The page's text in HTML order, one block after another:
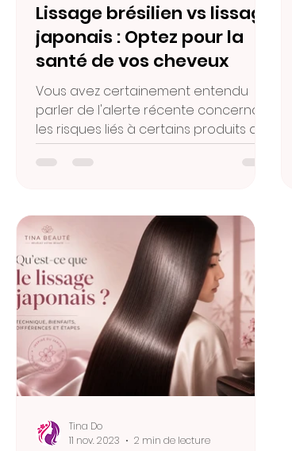
Lissage brésilien vs lissage
japonais : Optez pour la
santé de vos cheveux
Vous avez certainement entendu
parler de l'alerte récente concernant
les risques liés à certains produits de
lissage brésilien.
Tina Do
11 nov. 2023
2 min de lecture